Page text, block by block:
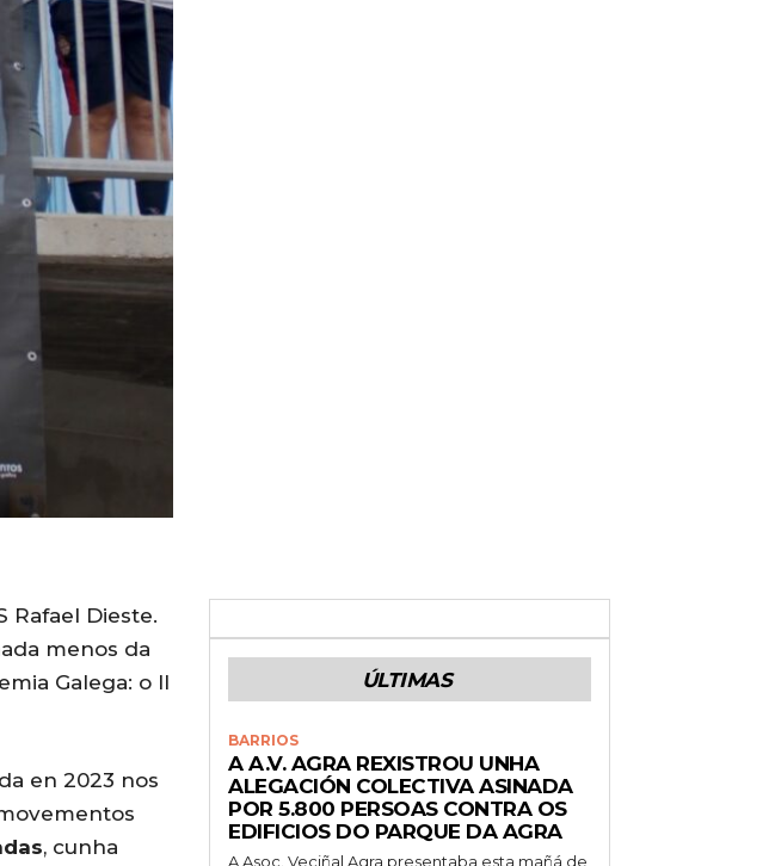
Rafael Dieste.
menos da
Galega: o II
en 2023 nos
, cunha
ÚLTIMAS
BARRIOS
A A.V. AGRA REXISTROU UNHA
ALEGACIÓN COLECTIVA ASINADA
POR 5.800 PERSOAS CONTRA OS
EDIFICIOS DO PARQUE DA AGRA
A Asoc. Veciñal Agra presentaba esta mañá de